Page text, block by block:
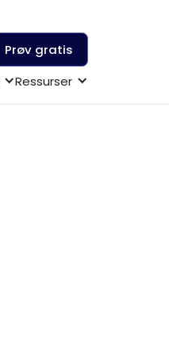
Prøv gratis
Ressurser